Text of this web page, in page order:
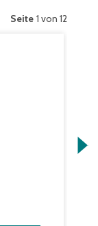
Seite 1 von 12